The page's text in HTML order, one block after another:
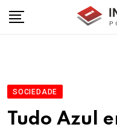
SOCIEDADE
Tudo Azul